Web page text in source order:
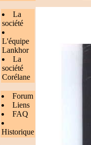
La
société
L'équipe
Lankhor
La
société
Corélane
Forum
Liens
FAQ
Historique